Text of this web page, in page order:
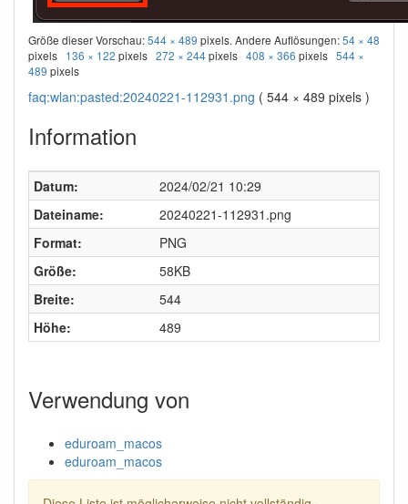
Größe dieser Vorschau:544 × 489 pixels. Andere Auflösungen:54 × 48
pixels 136 × 122 pixels 272 × 244pixels 408 × 366 pixels 544 ×
489 pixels
faq:wlan:pasted:20240221-112931.png ( 544 × 489 pixels )
Information
Datum:
2024/02/21 10:29
Dateiname:
20240221-112931.png
Format:
PNG
Größe:
58KB
Breite:
544
Höhe:
489
Verwendung von
eduroam_macos
eduroam_macos